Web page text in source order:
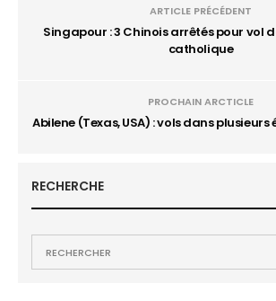
ARTICLE PRÉCÉDENT
Singapour : 3 Chinois arrêtés pour vol
catholique
PROCHAIN ARCTICLE
Abilene (Texas, USA) : vols dans plusieurs
RECHERCHE